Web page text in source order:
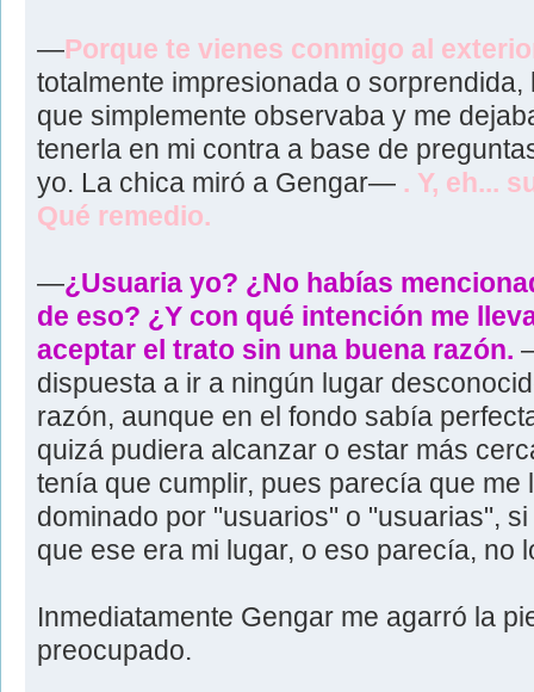
— Porque te vienes conmigo al
totalmente impresionada o
que simplemente observaba y me
tenerla en mi contra a base de
yo. La chica miró a Gengar— . Y, eh...
Qué remedio.
—¿Usuaria yo? ¿No habías
de eso? ¿Y con qué intención me
aceptar el trato sin una buena razón.
dispuesta a ir a ningún lugar
razón, aunque en el fondo sabía
quizá pudiera alcanzar o estar más
tenía que cumplir, pues parecía que me
dominado por "usuarios" o "usuarias",
que ese era mi lugar, o eso parecía, no
Inmediatamente Gengar me agarró la
preocupado.